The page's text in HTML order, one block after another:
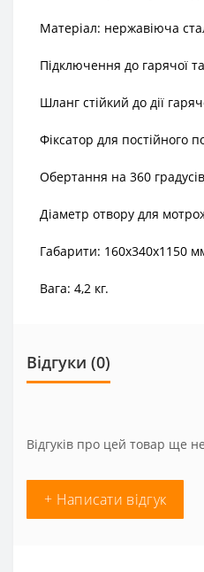
Матеріал: нержавіюча
Підключення до гарячої
Шланг стійкий до дії
Фіксатор для постійного
Обертання на 360
Діаметр отвору для
Габарити: 160х340х1150
Вага: 4,2 кг.
Відгуки (0)
Відгуків про цей товар ще
+ Написати відгук